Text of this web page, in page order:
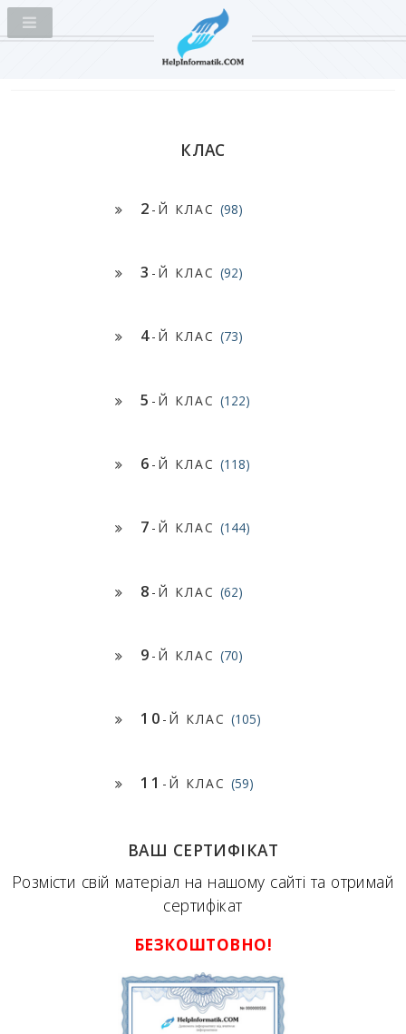
КЛАС
2 -Й КЛАС (98)
3 -Й КЛАС (92)
4-Й КЛАС (73)
5 -Й КЛАС (122)
6 -Й КЛАС (118)
7 -Й КЛАС (144)
8 -Й КЛАС (62)
9 -Й КЛАС (70)
10 -Й КЛАС (105)
11 -Й КЛАС (59)
ВАШ СЕРТИФІКАТ
Розмісти свій матеріал на нашому сайті та отримай
сертифікат
БЕЗКОШТОВНО!